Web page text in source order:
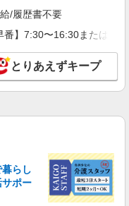
詳細を見る
る＊ホテルのような美
む)＞
詳細を見る
/履歴書不要
番】7:30〜16:30または
とりあえずキープ
らし
ポー